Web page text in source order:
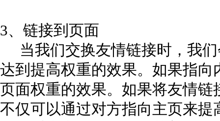
3、链接到页面
当我们交换友情链接时，我们
达到提高权重的效果。如果指
页面权重的效果。如果将友情
不仅可以通过对方指向主页来